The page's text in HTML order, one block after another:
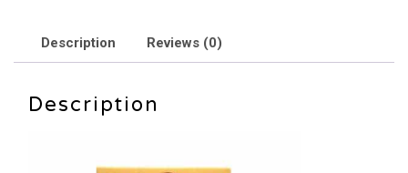
מהפנים
quantity
Description Reviews (0)
Description